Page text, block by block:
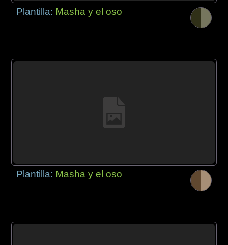
Plantilla: Masha y el oso
Plantilla: Masha y el oso